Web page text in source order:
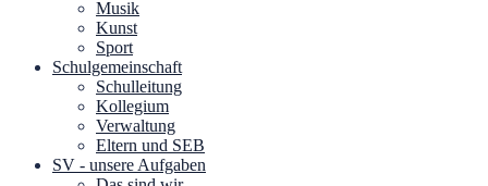
Musik
Kunst
Sport
Schulgemeinschaft
Schulleitung
Kollegium
Verwaltung
Eltern und SEB
SV - unsere Aufgaben